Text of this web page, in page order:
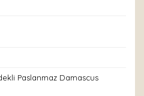
Paslanmaz Damascus